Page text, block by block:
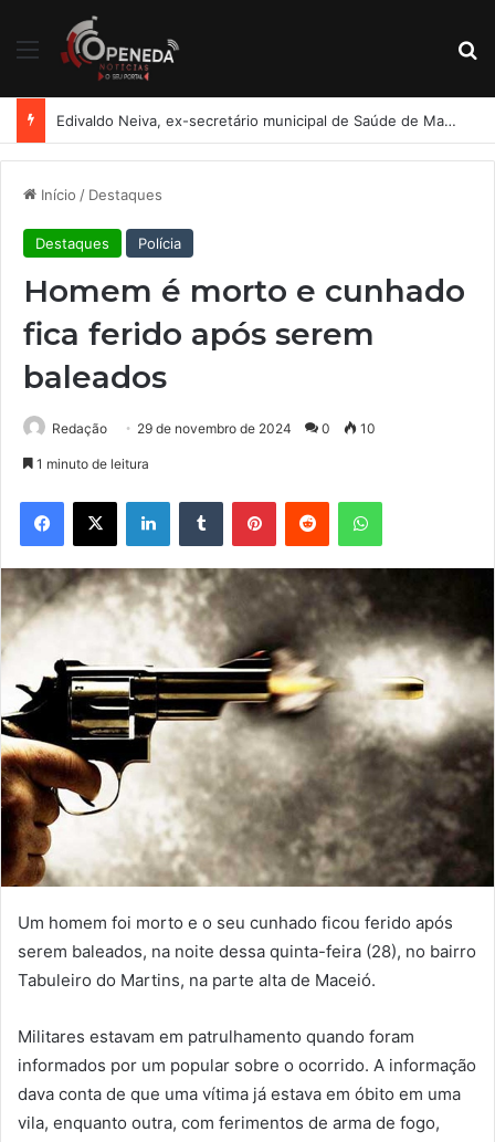
Menu
Edivaldo Neiva, ex-secretário municipal de Saúde de Maceió, está com Guilherme Lopes
Início / Destaques
Destaques Polícia
Homem é morto e cunhado
fica ferido após serem
baleados
Redação 29 de novembro de 2024 0 10
1 minuto de leitura
Facebook
X LinkedinTumblr PinterestReddit WhatsApp
Um homem foi morto e o seu cunhado ficou ferido após
serem baleados, na noite dessa quinta-feira (28), no bairro
Tabuleiro do Martins, na parte alta de Maceió.
Militares estavam em patrulhamento quando foram
informados por um popular sobre o ocorrido. A informação
dava conta de que uma vítima já estava em óbito em uma
vila, enquanto outra, com ferimentos de arma de fogo,